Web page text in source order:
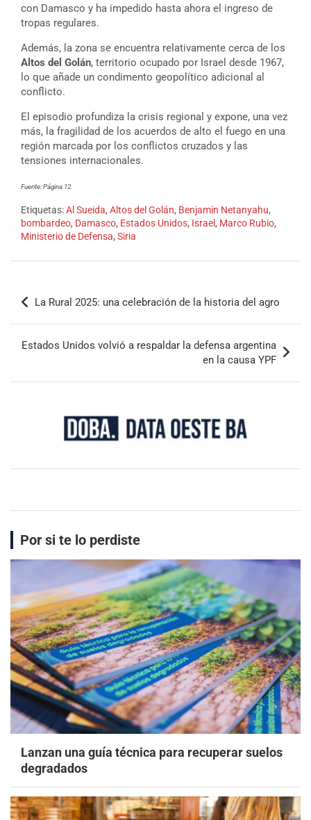
con Damasco y ha impedido hasta ahora el ingreso de
tropas regulares.
Además, la zona se encuentra relativamente cerca de los
Altos del Golán, territorio ocupado por Israel desde 1967,
lo que añade un condimento geopolítico adicional al
conflicto.
El episodio profundiza la crisis regional y expone, una vez
más, la fragilidad de los acuerdos de alto el fuego en una
región marcada por los conflictos cruzados y las
tensiones internacionales.
Fuente: Página 12.
Etiquetas:Al Sueida, Altos del Golán, Benjamin Netanyahu,
bombardeo, Damasco, Estados Unidos, Israel, Marco Rubio,
Ministerio de Defensa, Siria
La Rural 2025: una celebración de la historia del agro
Estados Unidos volvió a respaldar la defensa argentina
en la causa YPF
Por si te lo perdiste
Lanzan una guía técnica para recuperar suelos
degradados